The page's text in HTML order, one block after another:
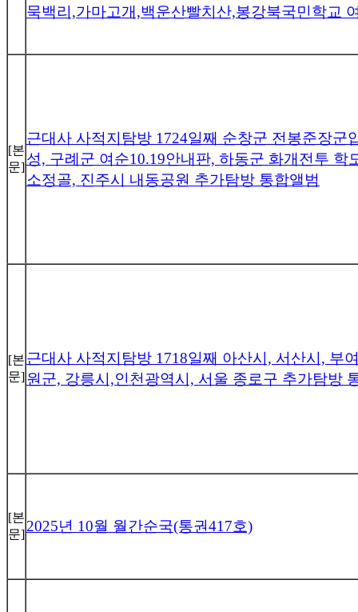
묵백리,가마고개,백운산빨치산,봉강북국민학교
[본
문]
근대사 사적지탐방 1724일째 순창군 전봉준장군
성, 구례군 여순10.19안내판, 하동군 화개전투 학
소정골, 진주시 내동공원 추가탐방 통합앨범
[본
문]
근대사 사적지탐방 1718일째 아산시, 서산시, 부
원군, 강릉시,인천광역시, 서울 종로구 추가탐방
[본
문]2025년 10월 월간순국(통권417호)